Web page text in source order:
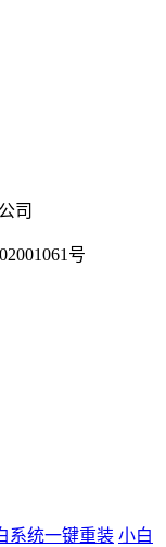
司
号
系统一键重装 小白